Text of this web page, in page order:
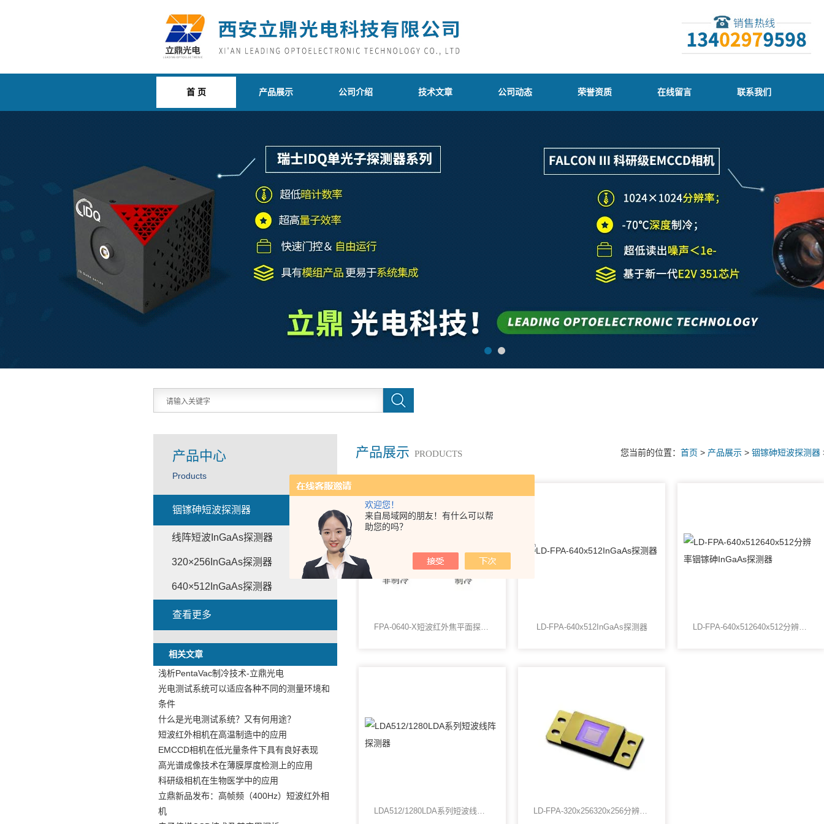
欢迎您！
来自局域网的朋友！有什么可以帮
助您的吗？
首 页 产品展示 公司介绍 技术文章 公司动态 荣誉资质 在线留言 联系我们
产品展示 PRODUCTS 您当前的位置： 首页 > 产品展示 > 铟镓砷短波探测器
FPA-0640-X短波红外焦平面探测器640x512 LD-FPA-640x512InGaAs探测器 LD-FPA-640x512640x512分辨率铟镓砷InGaAs探测器
LDA512/1280LDA系列短波线阵探测器 LD-FPA-320x256320x256分辨率铟镓砷InGaAs探测器
产品中心
Products
铟镓砷短波探测器
线阵短波InGaAs探测器
320×256InGaAs探测器
640×512InGaAs探测器
查看更多
相关文章
浅析PentaVac制冷技术-立鼎光电
光电测试系统可以适应各种不同的测量环境和
条件
什么是光电测试系统？又有何用途？
短波红外相机在高温制造中的应用
EMCCD相机在低光量条件下具有良好表现
高光谱成像技术在薄膜厚度检测上的应用
科研级相机在生物医学中的应用
立鼎新品发布：高帧频（400Hz）短波红外相
机